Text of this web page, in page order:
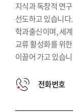
지식과 독창적 연
선도하고 있습니
학과출신이며, 세
교류 활성화를 위
이끌어 가고 있습
전화번호